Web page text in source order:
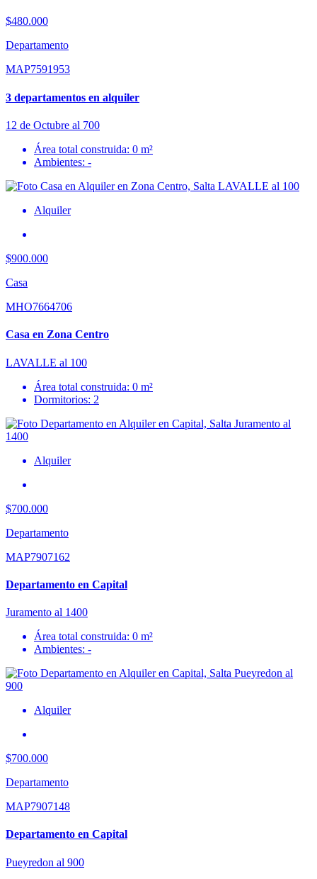
$480.000
Departamento
MAP7591953
3 departamentos en alquiler
12 de Octubre al 700
Área total construida: 0 m²
Ambientes: -
Alquiler
$900.000
Casa
MHO7664706
Casa en Zona Centro
LAVALLE al 100
Área total construida: 0 m²
Dormitorios: 2
Alquiler
$700.000
Departamento
MAP7907162
Departamento en Capital
Juramento al 1400
Área total construida: 0 m²
Ambientes: -
Alquiler
$700.000
Departamento
MAP7907148
Departamento en Capital
Pueyredon al 900